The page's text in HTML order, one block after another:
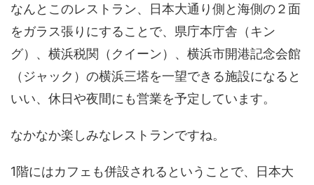
なんとこのレストラン、日本大通り側と海側の２面
をガラス張りにすることで、県庁本庁舎（キン
グ）、横浜税関（クイーン）、横浜市開港記念会館
（ジャック）の横浜三塔を一望できる施設になると
いい、休日や夜間にも営業を予定しています。
なかなか楽しみなレストランですね。
1階にはカフェも併設されるということで、日本大